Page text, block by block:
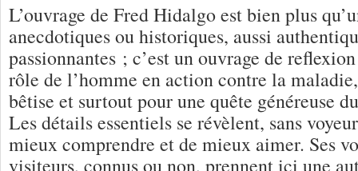
L’ouvrage de Fred Hidalgo est bien plus
anecdotiques ou historiques, aussi
passionnantes ; c’est un ouvrage de
rôle de l’homme en action contre la
bêtise et surtout pour une quête généreuse
Les détails essentiels se révèlent, sans
mieux comprendre et de mieux aimer. Ses
visiteurs, connus ou non, prennent ici une